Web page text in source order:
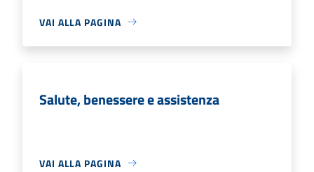
VAI ALLA PAGINA
Salute, benessere e assistenza
VAI ALLA PAGINA